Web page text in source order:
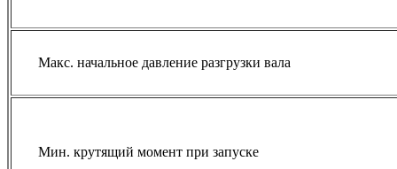
Макс. начальное давление разгрузки вала
Мин. крутящий момент при запуске